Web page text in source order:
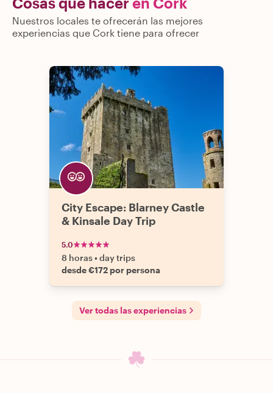
Nuestros locales te ofrecerán las mejores
experiencias que Cork tiene para ofrecer
City Escape: Blarney Castle
& Kinsale Day Trip
5.0
8 horas•day trips
desde €172 por persona
Ver todas las experiencias